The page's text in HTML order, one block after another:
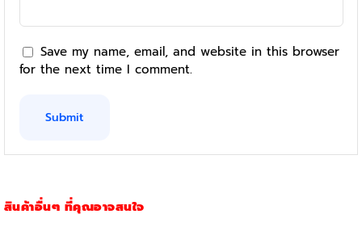
Save my name, email, and website in this browser
for the next time I comment.
สินค้าอื่นๆ ที่คุณอาจสนใจ